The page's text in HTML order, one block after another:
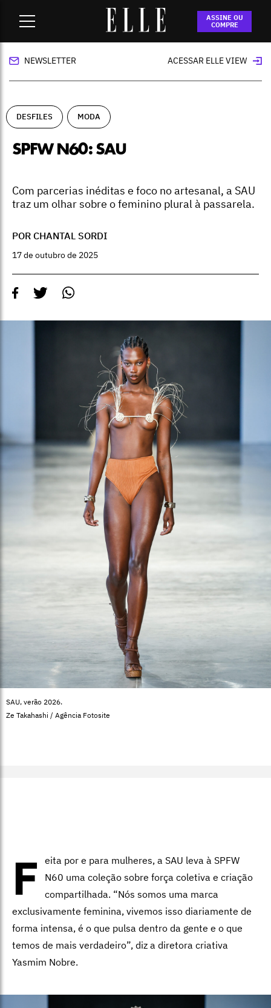
ASSINE OU
COMPRE
SPFW N60: SAU
NEWSLETTER ACESSAR ELLE VIEW
DESFILES MODA
SPFW N60: SAU
Com parcerias inéditas e foco no artesanal, a SAU
traz um olhar sobre o feminino plural à passarela.
POR CHANTAL SORDI
17 de outubro de 2025
SAU, verão 2026.
Ze Takahashi / Agência Fotosite
F
eita por e para mulheres, a SAU leva à SPFW
N60 uma coleção sobre força coletiva e criação
compartilhada. “Nós somos uma marca
exclusivamente feminina, vivemos isso diariamente de
forma intensa, é o que pulsa dentro da gente e o que
temos de mais verdadeiro”, diz a diretora criativa
Yasmim Nobre.